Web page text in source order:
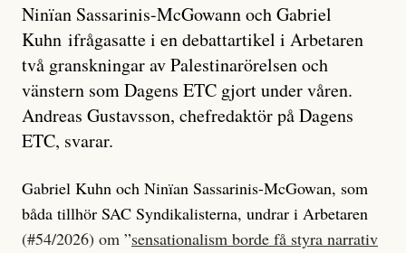
Ninïan Sassarinis-McGowann och Gabriel
Kuhn ifrågasatte i en debattartikel i Arbetaren
två granskningar av Palestinarörelsen och
vänstern som Dagens ETC gjort under våren.
Andreas Gustavsson, chefredaktör på Dagens
ETC, svarar.
Gabriel Kuhn och Ninïan Sassarinis-McGowan, som
båda tillhör SAC Syndikalisterna, undrar i Arbetaren
(#54/2026) om ”sensationalism borde få styra narrativ